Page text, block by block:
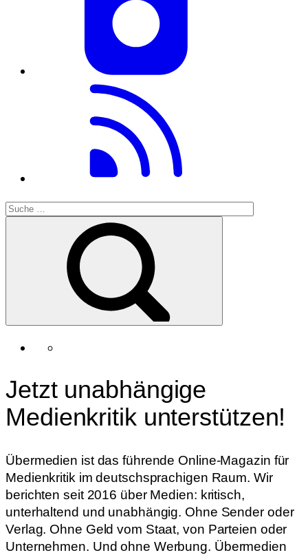
Jetzt unabhängige
Medienkritik unterstützen!
Übermedien ist das führende Online-Magazin für
Medienkritik im deutschsprachigen Raum. Wir
berichten seit 2016 über Medien: kritisch,
unterhaltend und unabhängig. Ohne Sender oder
Verlag. Ohne Geld vom Staat, von Parteien oder
Unternehmen. Und ohne Werbung. Übermedien